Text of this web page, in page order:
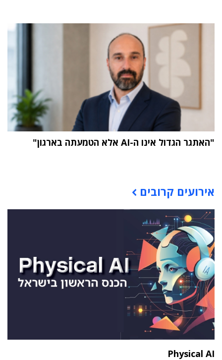
"האתגר הגדול אינו ה-AI אלא הטמעתה בארגון"
אירועים קרובים
Physical AI